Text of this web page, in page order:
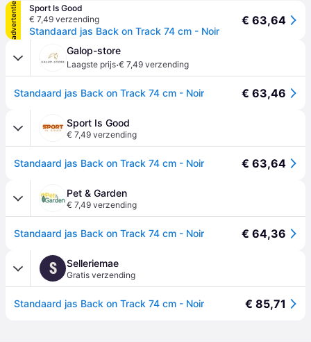
advertentie
Sport Is Good
€ 7,49 verzending
Standaard jas Back on Track 74 cm - Noir
€ 63,64
Galop-store
Laagste prijs·€ 7,49 verzending
Standaard jas Back on Track 74 cm - Noir € 63,46
Sport Is Good
€ 7,49 verzending
Standaard jas Back on Track 74 cm - Noir € 63,64
Pet & Garden
€ 7,49 verzending
Standaard jas Back on Track 74 cm - Noir € 64,36
S Selleriemae
Gratis verzending
Standaard jas Back on Track 74 cm - Noir € 85,71